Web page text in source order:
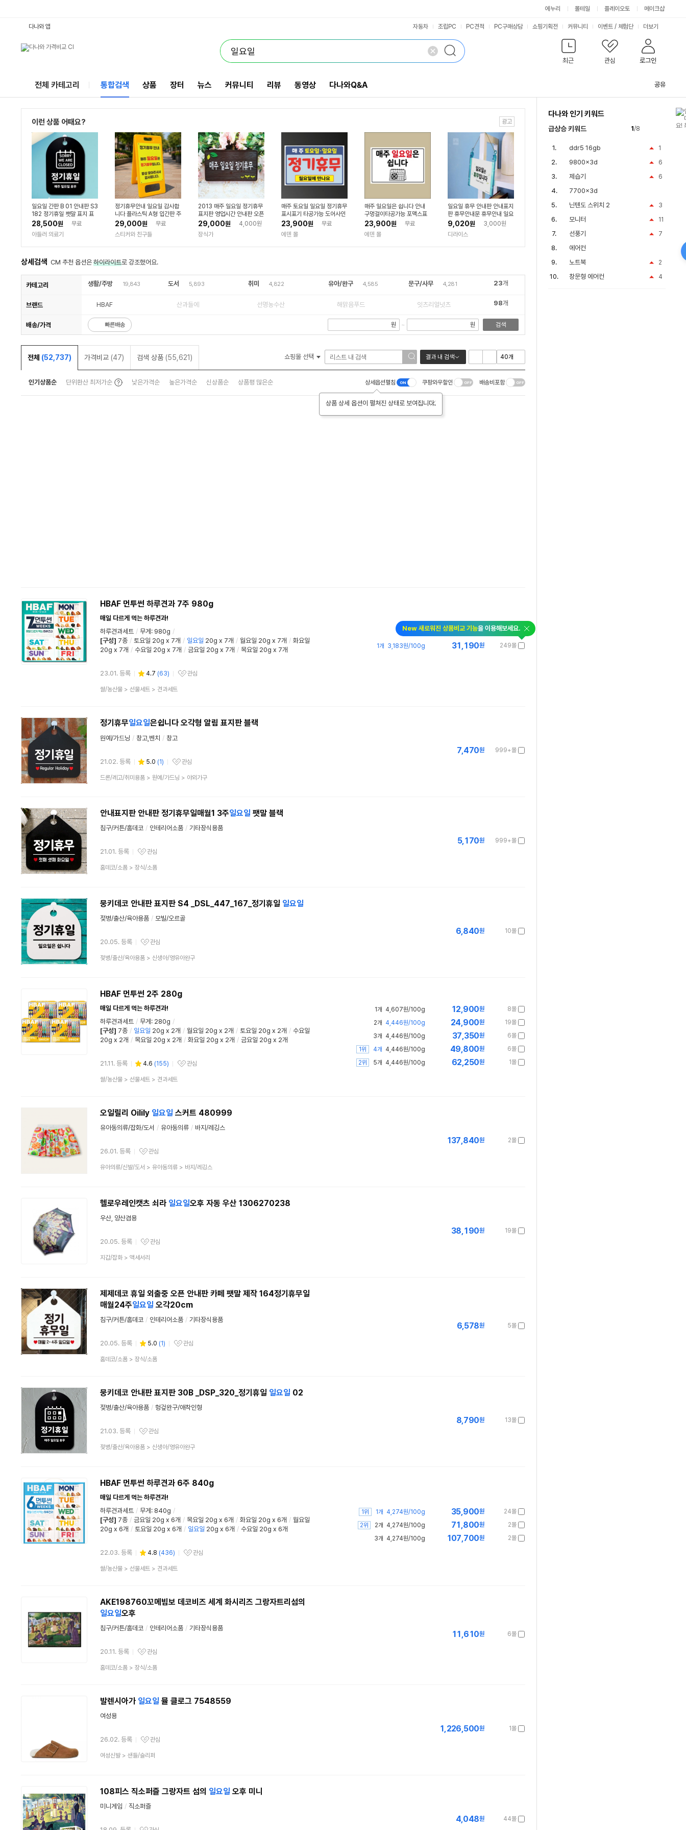
에누리 몰테일 플레이오토 메이크샵
최근 관심 로그인
다나와 앱 자동차 조립PC PC견적 PC구매상담 쇼핑기획전 커뮤니티 이벤트 / 체험단 더보기
전체 카테고리 통합검색 상품 장터 뉴스 커뮤니티 리뷰 동영상 다나와Q&A 공유
이런 상품 어때요?
일요일 간판 B 01 안내판 S3
182 정기휴일 팻말 표지 표
지판
28,500원
무료
아들러 의료기
정기휴무안내 일요일 감사합
니다 플라스틱 A형 입간판 주
문제작 접이식 이동식 PE 안
내판 중 단면
29,000원
무료
스티커와 친구들
2013 매주 일요일 정기휴무
표지판 영업시간 안내판 오픈
클로즈 팻말 안내문 제작
29,000원
4,000원
장식가
매주 토요일 일요일 정기휴무
표시표기 타공가능 도어사인
포맥스 표지판 450x300
mm x
23,900원
무료
에덴 몰
매주 일요일은 쉽니다 안내
구멍걸이타공가능 포맥스표
지판 450x300mm X
23,900원
무료
에덴 몰
일요일 휴무 안내판 안내표지
판 휴무안내문 휴무안내 일요
일휴무 휴무안내판 휴무안내
문 정기휴무 안내문구 문팻말
안내문 휴무안내 가게안내판
9,020원
3,000원
디라이스
상세검색 CM 추천 옵션은 하이라이트로 강조했어요.
카테고리 생활/주방 19,843 도서 5,893 취미 4,822 유아/완구 4,585 문구/사무 4,281 23개
브랜드 HBAF 산과들에 선명농수산 해맑음푸드 잇츠리얼넛츠 98개
배송/가격 빠른배송 원 ~ 원 검색
전체 (52,737) 가격비교 (47) 검색 상품 (55,621) 쇼핑몰 선택 결과 내 검색
인기상품순 단위환산 최저가순 낮은가격순 높은가격순 신상품순 상품평 많은순 상세옵션펼침
상품 상세 옵션이 펼쳐진 상태로 보여집니다.
쿠팡와우할인 배송비포함
HBAF 먼투썬 하루견과 7주 980g
매일 다르게 먹는 하루견과!
하루견과세트 / 무게: 980g /
[구성] 7종 / 토요일 20g x 7개 / 일요일 20g x 7개 / 월요일 20g x 7개 / 화요일
20g x 7개 / 수요일 20g x 7개 / 금요일 20g x 7개 / 목요일 20g x 7개
23.01. 등록 4.7 (63)
관심상품
관심
상
쌀/농산물> 선물세트> 견과세트
New 새로워진 상품비교 기능을 이용해보세요.
249몰
31,190원
1개 3,183원/100g
정기휴무일요일은쉽니다 오각형 알림 표지판 블랙
원예/가드닝 / 창고,벤치 / 창고
21.02. 등록 5.0 (1)
관심상품
관심
상
드론/레고/취미용품> 원예/가드닝 > 야외가구
999+몰
7,470원
안내표지판 안내판 정기휴무일매월1 3주일요일 팻말 블랙
침구/커튼/홈데코 / 인테리어소품 / 기타장식용품
21.01. 등록
관심상품
관심
상
홈데코/소품> 장식/소품
999+몰
5,170원
뭉키데코 안내판 표지판 S4 _DSL_447_167_정기휴일 일요일
젖병/출산/육아용품 / 모빌/오르골
20.05. 등록
관심상품
관심
상
젖병/출산/육아용품> 신생아/영유아완구
10몰
6,840원
HBAF 먼투썬 2주 280g
매일 다르게 먹는 하루견과!
하루견과세트 / 무게: 280g /
[구성] 7종 / 일요일 20g x 2개 / 월요일 20g x 2개 / 토요일 20g x 2개 / 수요일
20g x 2개 / 목요일 20g x 2개 / 화요일 20g x 2개 / 금요일 20g x 2개
21.11. 등록 4.6 (155)
관심상품
관심
상
쌀/농산물> 선물세트> 견과세트
8몰
12,900원
1개
4,607원/100g
19몰
24,900원
2개
4,446원/100g
6몰
37,350원
3개
4,446원/100g
6몰
49,800원
1위 4개
4,446원/100g
1몰
62,250원
2위 5개 4,446원/100g
오일릴리 Oilily 일요일 스커트 480999
유아동의류/잡화/도서 / 유아동의류 / 바지/레깅스
26.01. 등록
관심상품
관심
상
유아의류/신발/도서 > 유아동의류> 바지/레깅스
2몰
137,840원
헬로우레인캣츠 쇠라 일요일오후 자동 우산 1306270238
우산, 양산겸용
20.05. 등록
관심상품
관심
상
지갑/잡화> 액세서리
19몰
38,190원
제제데코 휴일 외출중 오픈 안내판 카페 팻말 제작 164정기휴무일
매월24주일요일 오각20cm
침구/커튼/홈데코 / 인테리어소품 / 기타장식용품
20.05. 등록 5.0 (1)
관심상품
관심
상
홈데코/소품> 장식/소품
5몰
6,578원
뭉키데코 안내판 표지판 30B _DSP_320_정기휴일 일요일 02
젖병/출산/육아용품 / 헝겊완구/애착인형
21.03. 등록
관심상품
관심
상
젖병/출산/육아용품> 신생아/영유아완구
13몰
8,790원
HBAF 먼투썬 하루견과 6주 840g
매일 다르게 먹는 하루견과!
하루견과세트 / 무게: 840g /
[구성] 7종 / 금요일 20g x 6개 / 목요일 20g x 6개 / 화요일 20g x 6개 / 월요일
20g x 6개 / 토요일 20g x 6개 / 일요일 20g x 6개 / 수요일 20g x 6개
22.03. 등록 4.8 (436)
관심상품
관심
상
쌀/농산물> 선물세트> 견과세트
24몰
35,900원
1위 1개
4,274원/100g
2몰
71,800원
2위 2개
4,274원/100g
2몰
107,700원
3개 4,274원/100g
AKE198760꼬메빔보 데코비즈 세계 화시리즈 그랑자트리섬의
일요일오후
침구/커튼/홈데코 / 인테리어소품 / 기타장식용품
20.11. 등록
관심상품
관심
상
홈데코/소품> 장식/소품
6몰
11,610원
발렌시아가 일요일 뮬 클로그 7548559
여성용
26.02. 등록
관심상품
관심
상
여성신발> 샌들/슬리퍼
1몰
1,226,500원
108피스 직소퍼즐 그랑자트 섬의 일요일 오후 미니
미니게임 / 직소퍼즐
44몰
4,048원
다나와 인기 키워드
급상승 키워드 1/8
1
ddr5 16gb
6
9800x3d
6
제습기
7700x3d
3
닌텐도 스위치 2
11
모니터
7
선풍기
에어컨
2
노트북
4
창문형 에어컨